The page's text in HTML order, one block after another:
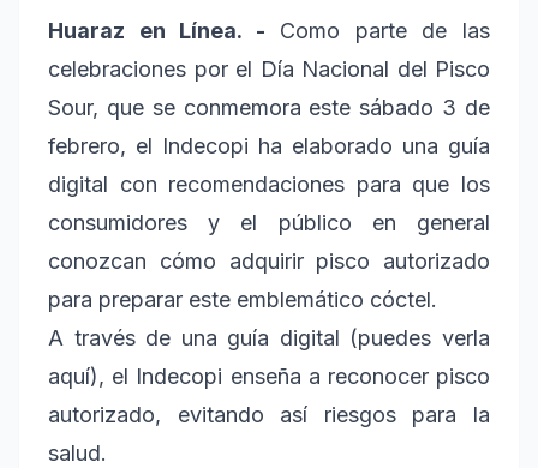
Huaraz en Línea. - Como parte de las
celebraciones por el Día Nacional del Pisco
Sour, que se conmemora este sábado 3 de
febrero, el Indecopi ha elaborado una guía
digital con recomendaciones para que los
consumidores y el público en general
conozcan cómo adquirir pisco autorizado
para preparar este emblemático cóctel.
A través de una guía digital (puedes verla
aquí), el Indecopi enseña a reconocer pisco
autorizado, evitando así riesgos para la
salud.